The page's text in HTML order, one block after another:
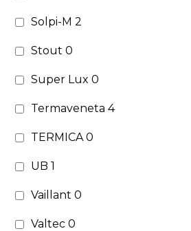
Solpi-M2
Stout0
Super Lux0
Termaveneta4
TERMICA0
UB1
Vaillant0
Valtec0